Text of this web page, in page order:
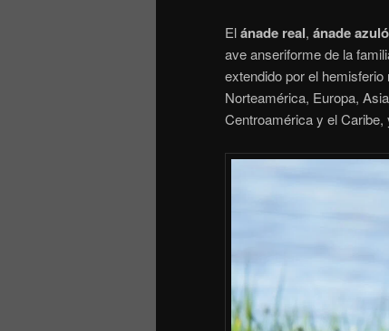
Elánade real, ánade
ave anseriforme de la
extendido por el
Norteamérica, Europa,
Centroamérica y el